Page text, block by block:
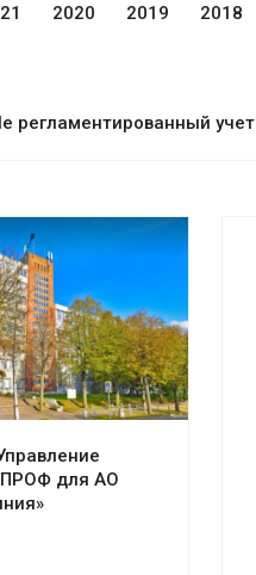
2020 2019 2018
регламентированный учет
проект
для АО